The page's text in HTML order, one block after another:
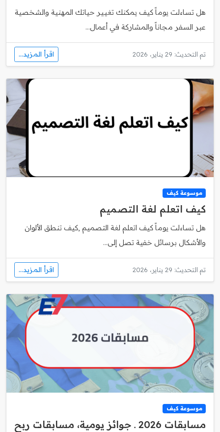
هل تساءلت يوماً كيف يمكنك تغيير حياتك المهنية والشخصية
عبر السفر مجاناً والمشاركة في أعمال...
تم التحديث: 29 يناير، 2026 اقرأ المزيد...
موسوعة كيف
كيف اتعلم لغة التصميم
هل تساءلت يوماً كيف اتعلم لغة التصميم ,كيف تنطق الألوان
والأشكال برسائل خفية تصل إلى...
تم التحديث: 29 يناير، 2026 اقرأ المزيد...
موسوعة كيف
مسابقات 2026 ـ جوائز يومية، مسابقات ربح